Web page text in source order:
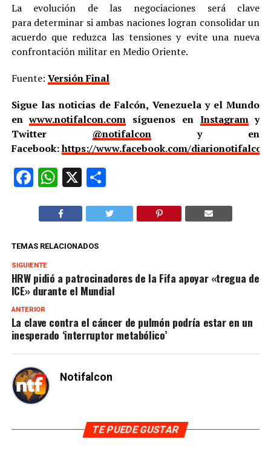
La evolución de las negociaciones será clave
para determinar si ambas naciones logran consolidar un
acuerdo que reduzca las tensiones y evite una nueva
confrontación militar en Medio Oriente.
Fuente: Versión Final
Sigue las noticias de Falcón, Venezuela y el Mundo
enwww.notifalcon.com síguenos en Instagramy
Twitter @notifalcony en
Facebook:https://www.facebook.com/
Facebook
WhatsApp
X Compartir
TEMAS RELACIONADOS
SIGUIENTE
HRW pidió a patrocinadores de la Fifa apoyar «tregua de
ICE» durante el Mundial
ANTERIOR
La clave contra el cáncer de pulmón podría estar en un
inesperado ‘interruptor metabólico’
Notifalcon
TE PUEDE GUSTAR